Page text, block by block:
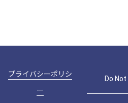
プライバシーポリシ
ー
Do